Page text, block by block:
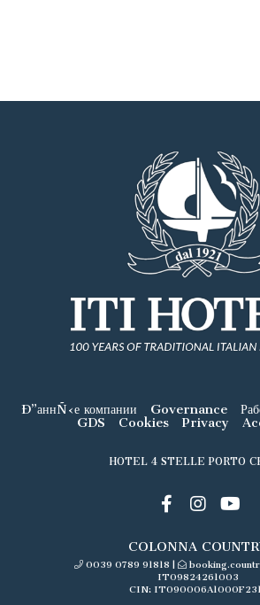
Ð”аннÑ‹е компании Governance
GDS
Cookies Privacy
HOTEL 4 STELLE PORTO
COLONNA
0039 0789 91818 |
IT09824261003
CIN: